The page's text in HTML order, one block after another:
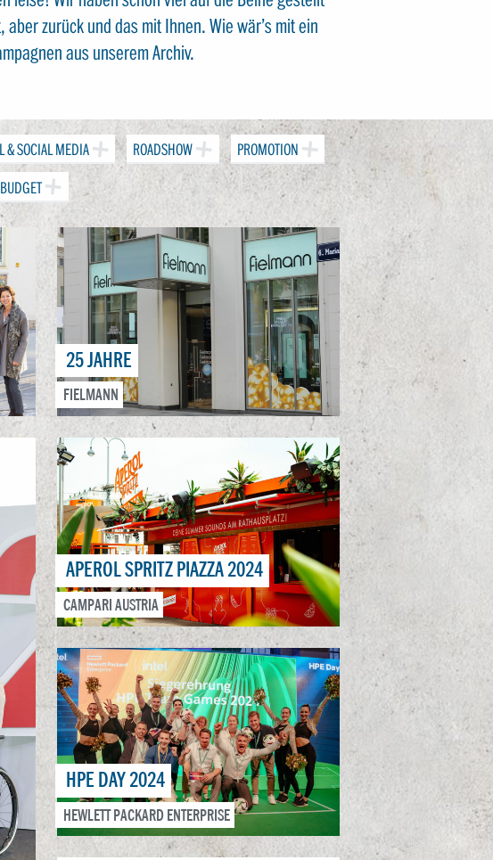
zurück und das mit Ihnen. Wie wär’s mit ein
aus unserem Archiv.
& SOCIAL MEDIA ROADSHOW PROMOTION
25 JAHRE
FIELMANN
APEROL SPRITZ PIAZZA 2024
CAMPARI AUSTRIA
HPE DAY 2024
HEWLETT PACKARD ENTERPRISE